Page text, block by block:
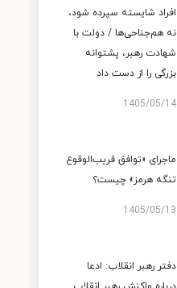
افراد شایسته سپرده شود،
نه هم‌جناحی‌ها / دولت با
شهادت رهبر، پشتوانه
بزرگی را از دست داد
1405/05/14
ماجرای «توافق قریب‌الوقوع
تنگه هرمز» چیست؟
1405/05/13
دفتر رهبر انقلاب: ادعا